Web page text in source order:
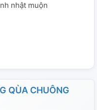
nhật muộn
QÙA CHUÔNG